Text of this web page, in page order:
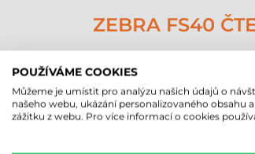
ZEBRA FS40
Model
Technologie snímání
Komunikace
POUŽÍVÁME COOKIES
Můžeme je umístit pro analýzu našich údajů o
našeho webu, ukázání personalizovaného obsahu
zážitku z webu. Pro více informací o cookies